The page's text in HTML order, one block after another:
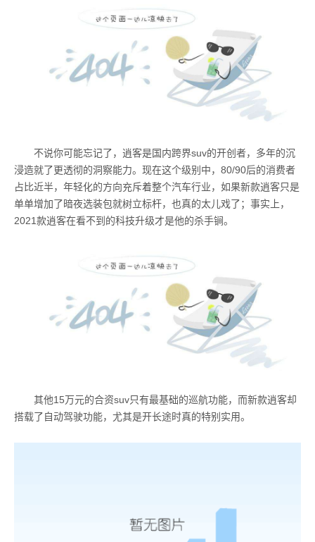
不说你可能忘记了，逍客是国内跨界suv的开创者，多年的沉
浸造就了更透彻的洞察能力。现在这个级别中，80/90后的消费者
占比近半，年轻化的方向充斥着整个汽车行业，如果新款逍客只是
单单增加了暗夜选装包就树立标杆，也真的太儿戏了；事实上，
2021款逍客在看不到的科技升级才是他的杀手锏。
其他15万元的合资suv只有最基础的巡航功能，而新款逍客却
搭载了自动驾驶功能，尤其是开长途时真的特别实用。